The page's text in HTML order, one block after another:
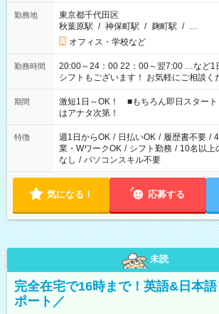
勤務地
東京都千代田区
秋葉原駅 / 神保町駅 / 麹町駅 / …
オフィス・学校など
勤務時間
20:00～24：00 22：00～翌7:00 …など1日4時
シフトもございます！ お気軽にご相談く
期間
激短1日～OK！ ■もちろん即日スター
はアナタ次第！
特徴 週1日からOK / 日払いOK / 履歴書不要 /
業・WワークOK / シフト勤務 / 10名以上
なし / パソコンスキル不要
気になる！ 応募する
未読
完全在宅で16時まで！英語&日本
ポート／